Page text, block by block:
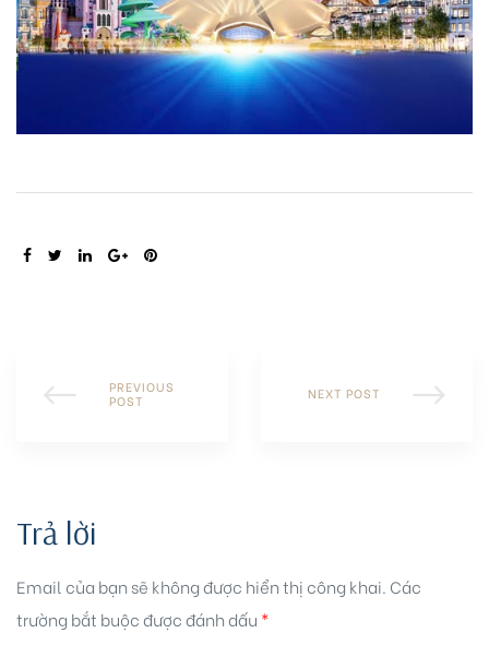
SHARE:
PREVIOUS
POST
NEXT POST
Trả lời
Email của bạn sẽ không được hiển thị công khai. Các
trường bắt buộc được đánh dấu *